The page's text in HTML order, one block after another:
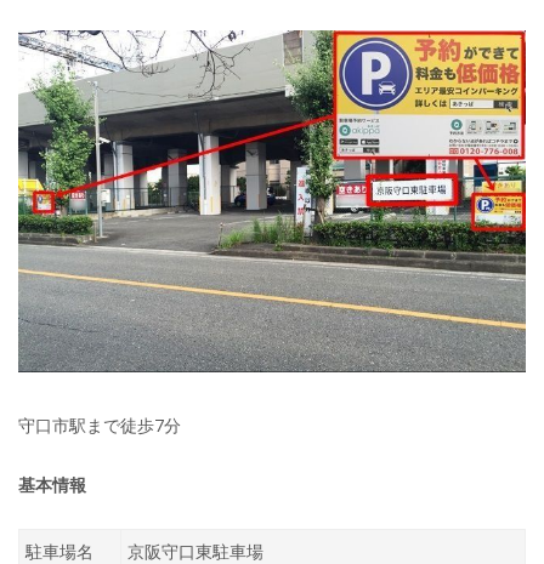
守口市駅まで徒歩7分
基本情報
駐車場名
京阪守口東駐車場